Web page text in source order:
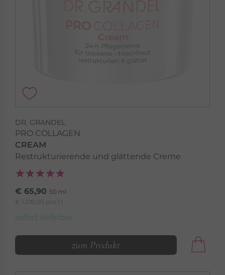
DR. GRANDEL
PRO COLLAGEN
CREAM
Restrukturierende und glättende Creme
€ 65,90 50 ml
€ 1.318,00 pro 1 l
sofort lieferbar
zum Produkt